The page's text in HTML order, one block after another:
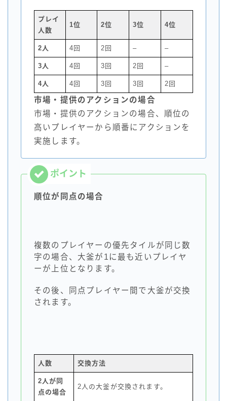
プレイ
人数
1位 2位 3位 4位
2人 4回 2回 – –
3人 4回 3回 2回 –
4人 4回 3回 3回 2回
市場・提供のアクションの場合
市場・提供のアクションの場合、順位の
高いプレイヤーから順番にアクションを
実施します。
順位が同点の場合
複数のプレイヤーの優先タイルが同じ数
字の場合、大釜が1に最も近いプレイヤ
ーが上位となります。
その後、同点プレイヤー間で大釜が交換
されます。
人数 交換方法
2人が同
点の場合
2人の大釜が交換されます。